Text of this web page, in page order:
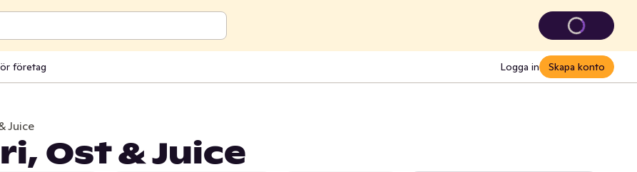
företag Logga in Skapa konto
Juice
Ost & Juice